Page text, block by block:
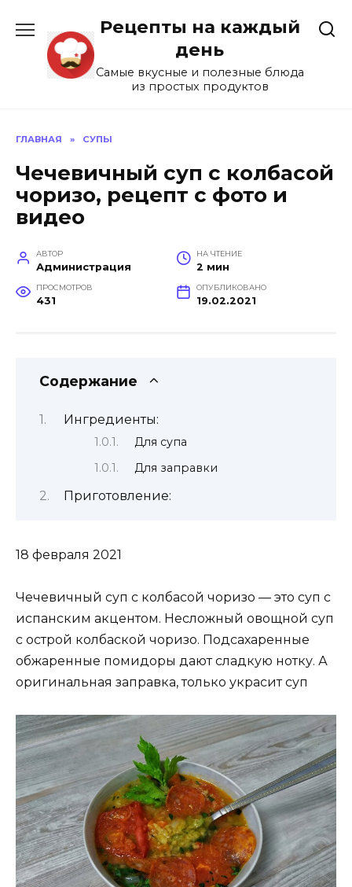
содержанию
Рецепты на каждый
день
Самые вкусные и полезные блюда
из простых продуктов
ГЛАВНАЯ » СУПЫ
Чечевичный суп с колбасой
чоризо, рецепт с фото и
видео
АВТОР
Администрация
НА ЧТЕНИЕ
2 мин
ПРОСМОТРОВ
431
ОПУБЛИКОВАНО
19.02.2021
Содержание
Ингредиенты:
Для супа
Для заправки
Приготовление:
18 февраля 2021
Чечевичный суп с колбасой чоризо — это суп с
испанским акцентом. Несложный овощной суп
с острой колбаской чоризо. Подсахаренные
обжаренные помидоры дают сладкую нотку. А
оригинальная заправка, только украсит суп